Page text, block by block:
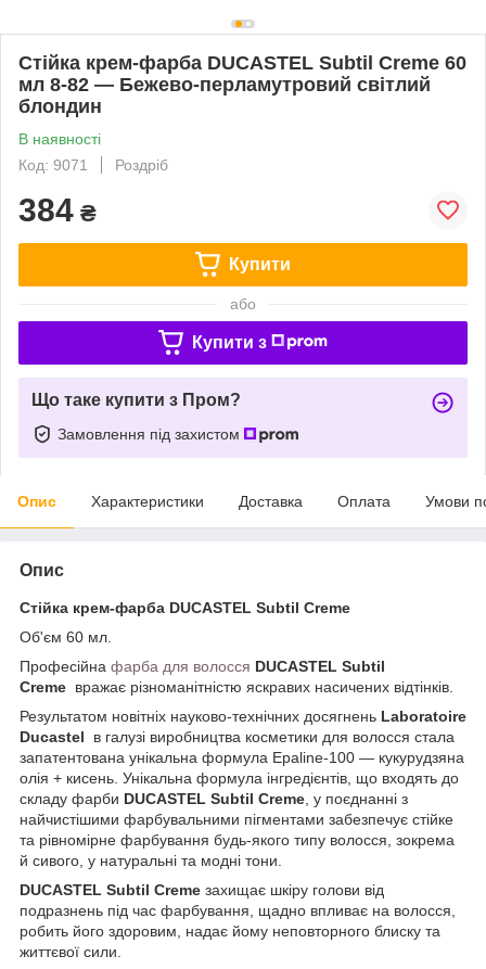
Стійка крем-фарба DUCASTEL Subtil Creme 60
мл 8-82 — Бежево-перламутровий світлий
блондин
В наявності
Код: 9071
Роздріб
384 ₴
Купити
або
Купити з
Що таке купити з Пром?
Замовлення під захистом
Опис Характеристики Доставка Оплата Умови
Опис
Стійка крем-фарба DUCASTEL Subtil Creme
Об'єм 60 мл.
Професійна фарба для волосся DUCASTEL Subtil
Creme вражає різноманітністю яскравих насичених відтінків.
Результатом новітніх науково-технічних досягнень Laboratoire
Ducastel в галузі виробництва косметики для волосся стала
запатентована унікальна формула Epaline-100 — кукурудзяна
олія + кисень. Унікальна формула інгредієнтів, що входять до
складу фарби DUCASTEL Subtil Creme , у поєднанні з
найчистішими фарбувальними пігментами забезпечує стійке
та рівномірне фарбування будь-якого типу волосся, зокрема
й сивого, у натуральні та модні тони.
DUCASTEL Subtil Creme захищає шкіру голови від
подразнень під час фарбування, щадно впливає на волосся,
робить його здоровим, надає йому неповторного блиску та
життєвої сили.